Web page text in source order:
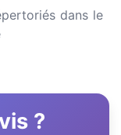
dans le
?